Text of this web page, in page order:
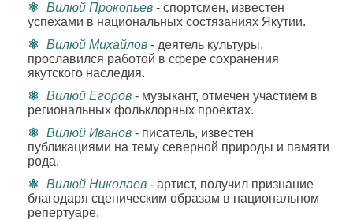
Вилюй Прокопьев - спортсмен, известен
успехами в национальных состязаниях Якутии.
Вилюй Михайлов - деятель культуры,
прославился работой в сфере сохранения
якутского наследия.
Вилюй Егоров - музыкант, отмечен участием в
региональных фольклорных проектах.
Вилюй Иванов - писатель, известен
публикациями на тему северной природы и памяти
рода.
Вилюй Николаев - артист, получил признание
благодаря сценическим образам в национальном
репертуаре.